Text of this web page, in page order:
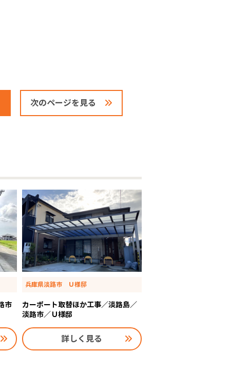
次のページを見る
市
兵庫県淡路市 Ｕ様邸
カーポート取替ほか工事／淡路島／
淡路市／Ｕ様邸
詳しく見る